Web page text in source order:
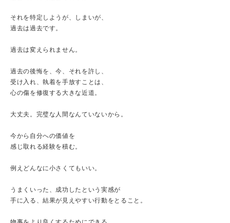
それを特定しようが、しまいが、
過去は過去です。
過去は変えられません。
過去の後悔を、今、それを許し、
受け入れ、執着を手放すことは、
心の傷を修復する大きな近道。
大丈夫。完璧な人間なんていないから。
今から自分への価値を
感じ取れる経験を積む。
例えどんなに小さくてもいい。
うまくいった、成功したという実感が
手に入る、結果が見えやすい行動をとること。